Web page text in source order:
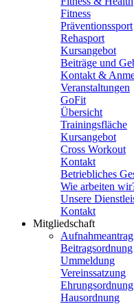
Fitness
Präventionssport
Rehasport
Kursangebot
Beiträge und
Kontakt &
Veranstaltungen
GoFit
Übersicht
Trainingsfläche
Kursangebot
Cross Workout
Kontakt
Betriebliches
Wie arbeiten
Unsere
Kontakt
Mitgliedschaft
Aufnahmeantrag
Beitragsordnung
Ummeldung
Vereinssatzung
Ehrungsordnung
Hausordnung